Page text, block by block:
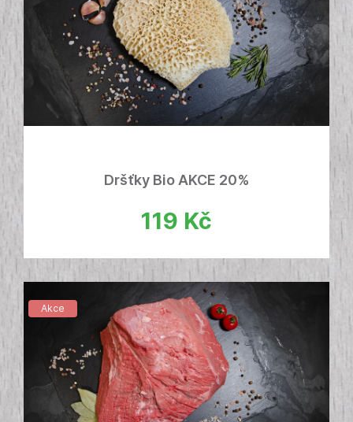
Dršťky Bio AKCE 20%
119 Kč
Akce